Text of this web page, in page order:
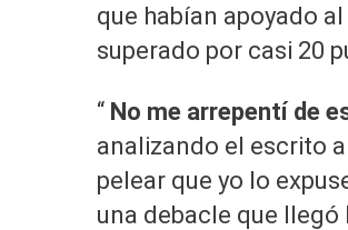
que habían apoyado
superado por casi 20
“ No me arrepentí de
analizando el escrito
pelear que yo lo
una debacle que llegó